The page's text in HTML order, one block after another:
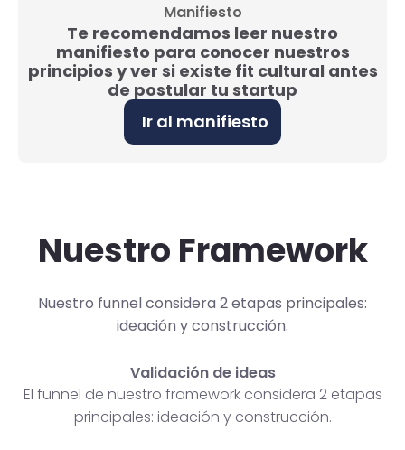
Manifiesto
Te recomendamos leer nuestro
manifiesto para conocer nuestros
principios y ver si existe fit cultural antes
de postular tu startup
Ir al manifiesto
Nuestro Framework
Nuestro funnel considera 2 etapas principales:
ideación y construcción.
Validación de ideas
El funnel de nuestro framework considera 2 etapas
principales: ideación y construcción.